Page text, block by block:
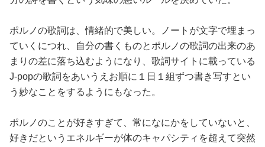
ポルノの歌詞は、情緒的で美しい。ノートが文字で埋まっ
ていくにつれ、自分の書くものとポルノの歌詞の出来のあ
まりの差に落ち込むようになり、歌詞サイトに載っている
J-popの歌詞をあいうえお順に１日１組ずつ書き写すとい
う妙なことをするようにもなった。
ポルノのことが好きすぎて、常になにかをしていないと、
好きだというエネルギーが体のキャパシティを超えて突然